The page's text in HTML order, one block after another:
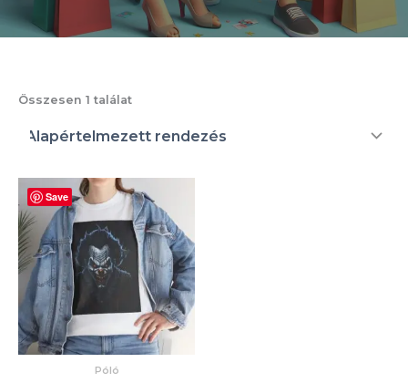
Összesen 1 találat
Save
Póló